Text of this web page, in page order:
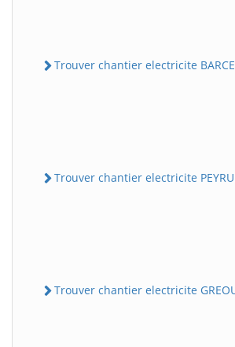
Trouver chantier electricite
Trouver chantier electricite
Trouver chantier electricite